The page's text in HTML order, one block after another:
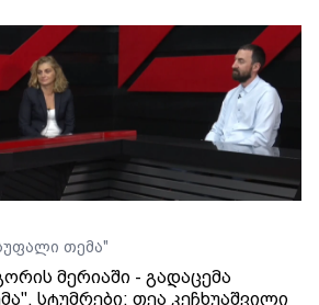
თემა"
მერიაში - გადაცემა
სტუმრები: თეა კეჩხუაშვილი